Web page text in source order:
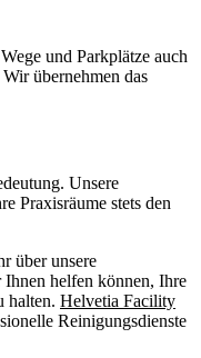
und Parkplätze auch
übernehmen das
Unsere
Praxisräume stets den
über unsere
helfen können, Ihre
halten. Helvetia Facility
Reinigungsdienste